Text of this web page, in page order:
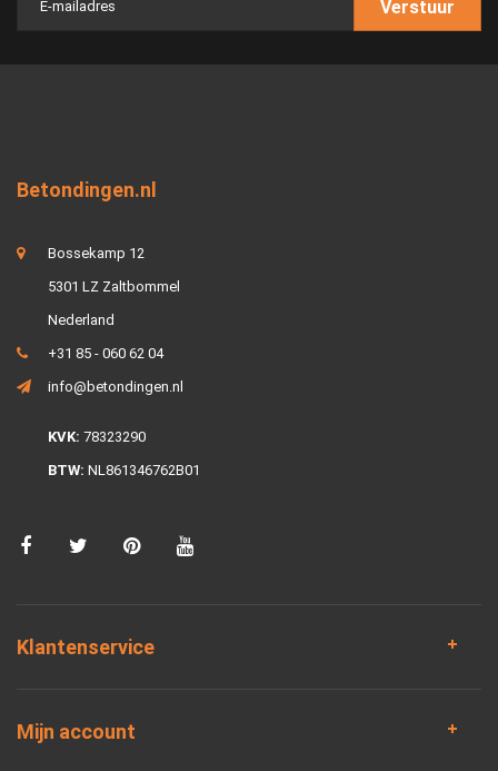
Verstuur
Betondingen.nl
Bossekamp 12
5301 LZ Zaltbommel
Nederland
+31 85 - 060 62 04
info@betondingen.nl
KVK: 78323290
BTW: NL861346762B01
Klantenservice
Mijn account